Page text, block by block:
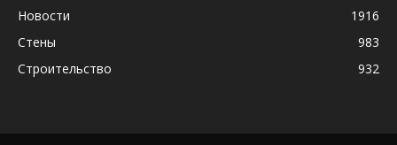
Новости
1916
Стены
983
Строительство
932